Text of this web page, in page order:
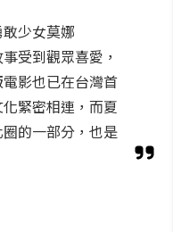
少女莫娜
受到觀眾喜愛，
影也已在台灣首
緊密相連，而夏
的一部分，也是